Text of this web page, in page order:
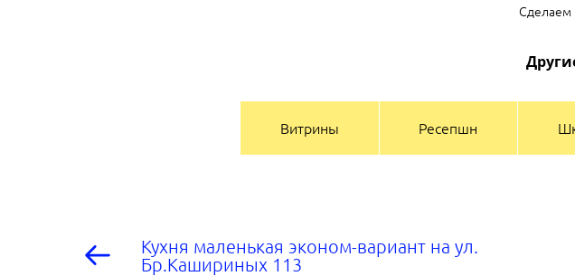
Витрины Ресепшн
Кухня маленькая эконом-вариант на ул.
Бр.Кашириных 113